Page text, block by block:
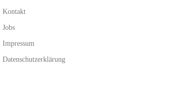
Kontakt
Jobs
Impressum
Datenschutzerklärung